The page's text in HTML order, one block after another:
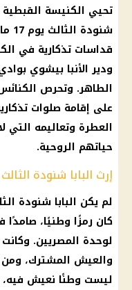
تحيي الكنيسة القبطية
قداسات تذكارية في
ودير الأنبا بيشوي
الطاهر. وتحرص
على إقامة صلوات
العطرة وتعاليمه التي
حياتهم الروحية.
إرث البابا شنودة
لم يكن البابا شنودة
كان رمزًا وطنيًا،
لوحدة المصريين.
والعيش المشترك، ومن
ليست وطنًا نعيش